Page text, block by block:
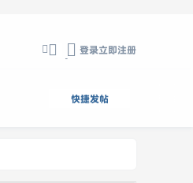
到
登录立即注册
快捷发帖